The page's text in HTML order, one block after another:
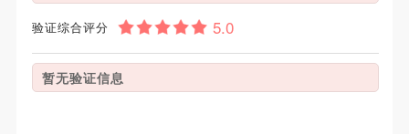
验证综合评分
暂无验证信息